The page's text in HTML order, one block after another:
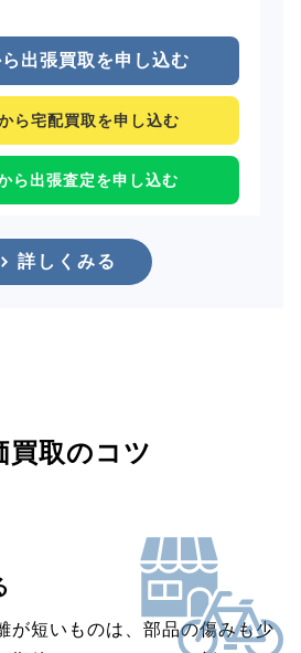
出張買取を申し込む
ら宅配買取を申し込む
ら出張査定を申し込む
詳しくみる
買取のコツ
が短いものは、部品の傷みも少